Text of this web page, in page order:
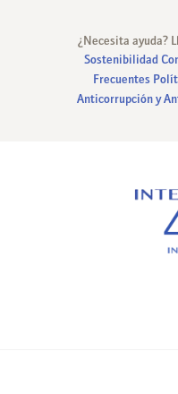
¿Necesita ayuda?
Sostenibilidad
Frecuentes
Anticorrupción y
PAGO EN